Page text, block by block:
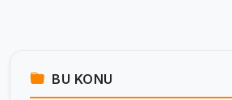
BU KONU